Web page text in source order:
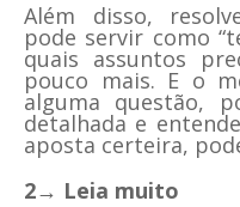
Além disso,
pode servir como
quais assuntos
pouco mais. E o
alguma questão,
detalhada e
aposta certeira,
2→ Leia muito